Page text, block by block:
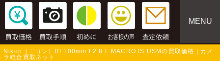
MENU
Nikon（ニコン）RF100mm F2.8 L MACRO IS USMの買取価格 | カメ
ラ総合買取ネット